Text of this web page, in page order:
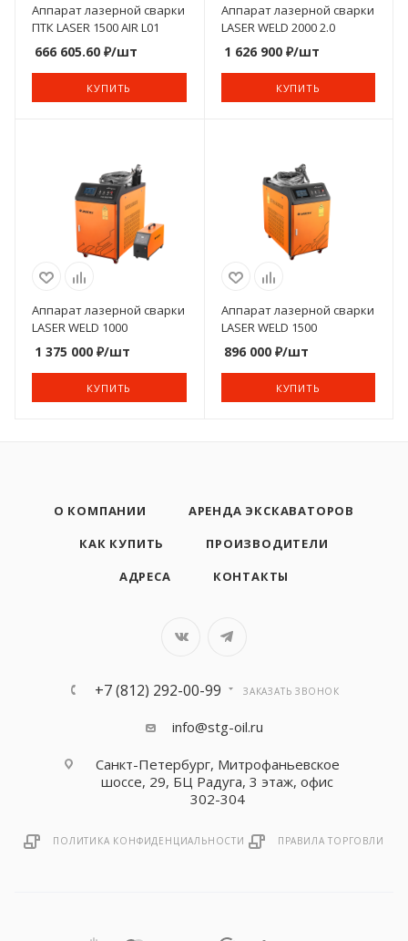
Аппарат лазерной сварки
ПТК LASER 1500 AIR L01
666 605.60 ₽/шт
КУПИТЬ
Аппарат лазерной сварки
LASER WELD 2000 2.0
1 626 900₽/шт
КУПИТЬ
Аппарат лазерной сварки
LASER WELD 1000
1 375 000 ₽/шт
КУПИТЬ
Аппарат лазерной сварки
LASER WELD 1500
896 000₽/шт
КУПИТЬ
О КОМПАНИИ
АРЕНДА ЭКСКАВАТОРОВ
КАК КУПИТЬ
ПРОИЗВОДИТЕЛИ
АДРЕСА
КОНТАКТЫ
+7 (812) 292-00-99 ЗАКАЗАТЬ ЗВОНОК
info@stg-oil.ru
Санкт-Петербург, Митрофаньевское
шоссе, 29, БЦ Радуга, 3 этаж, офис
302-304
ПОЛИТИКА КОНФИДЕНЦИАЛЬНОСТИ ПРАВИЛА ТОРГОВЛИ